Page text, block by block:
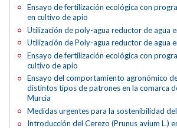
Ensayo de fertilización ecológica con
en cultivo de apio
Utilización de poly-agua reductor de agua
Utilización de Poly-agua reductor de agua
Ensayo de fertilización ecológica con
cultivo de apio
Ensayo del comportamiento agronómico
distintos tipos de patrones en la comarca
Murcia
Medidas urgentes para la sostenibilidad
Introducción del Cerezo (Prunus avium L.)